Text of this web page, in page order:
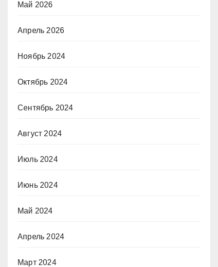
Май 2026
Апрель 2026
Ноябрь 2024
Октябрь 2024
Сентябрь 2024
Август 2024
Июль 2024
Июнь 2024
Май 2024
Апрель 2024
Март 2024